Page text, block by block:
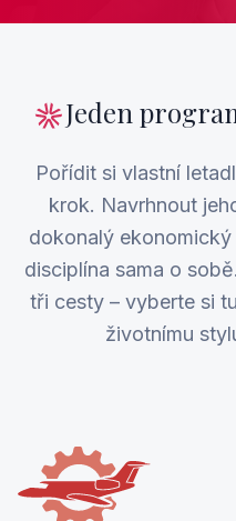
Jeden
Pořídit si vlastní
krok. Navrhnout
dokonalý
disciplína sama o
tři cesty – vyberte si
životnímu